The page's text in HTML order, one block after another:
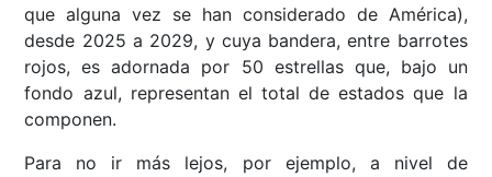
que alguna vez se han considerado de América),
desde 2025 a 2029, y cuya bandera, entre barrotes
rojos, es adornada por 50 estrellas que, bajo un
fondo azul, representan el total de estados que la
componen.
Para no ir más lejos, por ejemplo, a nivel de